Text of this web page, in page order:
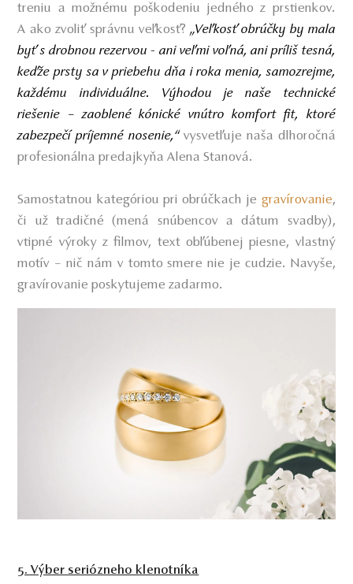
treniu a možnému poškodeniu jedného z prstienkov.
A ako zvoliť správnu veľkosť?„Veľkosť obrúčky by mala
byť s drobnou rezervou - ani veľmi voľná, ani príliš tesná,
keďže prsty sa v priebehu dňa i roka menia, samozrejme,
každému individuálne. Výhodou je naše technické
riešenie – zaoblené kónické vnútro komfort fit, ktoré
zabezpečí príjemné nosenie,“ vysvetľuje naša dlhoročná
profesionálna predajkyňa Alena Stanová.
Samostatnou kategóriou pri obrúčkach je gravírovanie,
či už tradičné (mená snúbencov a dátum svadby),
vtipné výroky z filmov, text obľúbenej piesne, vlastný
motív – nič nám v tomto smere nie je cudzie. Navyše,
gravírovanie poskytujeme zadarmo.
5. Výber seriózneho klenotníka